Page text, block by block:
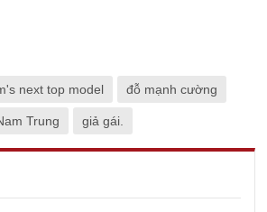
next top model đỗ mạnh cường
Trung giả gái.